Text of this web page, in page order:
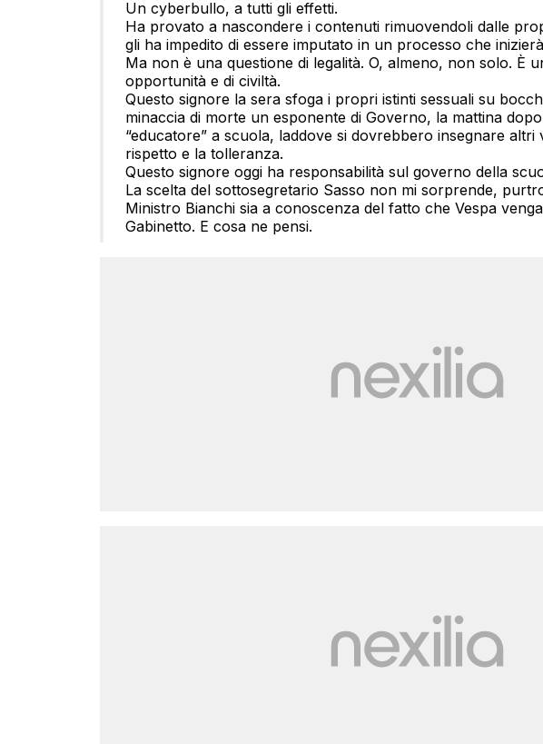
Un cyberbullo, a tutti gli effetti.
Ha provato a nascondere i contenuti rimuovendoli dalle
gli ha impedito di essere imputato in un processo che
Ma non è una questione di legalità. O, almeno, non solo. È
opportunità e di civiltà.
Questo signore la sera sfoga i propri istinti sessuali su
minaccia di morte un esponente di Governo, la mattina
“educatore” a scuola, laddove si dovrebbero insegnare
rispetto e la tolleranza.
Questo signore oggi ha responsabilità sul governo della
La scelta del sottosegretario Sasso non mi sorprende,
Ministro Bianchi sia a conoscenza del fatto che Vespa
Gabinetto. E cosa ne pensi.